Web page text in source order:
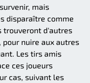
mais
disparaître comme
trouveront d'autres
nuire aux autres
Les tirs amis
ces joueurs
cas, suivant les